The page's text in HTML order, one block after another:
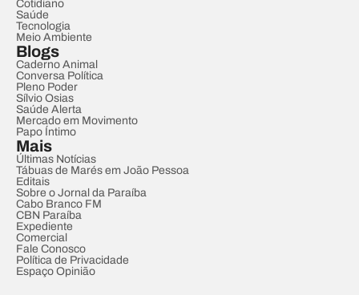
Cotidiano
Saúde
Tecnologia
Meio Ambiente
Blogs
Caderno Animal
Conversa Política
Pleno Poder
Sílvio Osias
Saúde Alerta
Mercado em Movimento
Papo Íntimo
Mais
Últimas Notícias
Tábuas de Marés em João Pessoa
Editais
Sobre o Jornal da Paraíba
Cabo Branco FM
CBN Paraíba
Expediente
Comercial
Fale Conosco
Política de Privacidade
Espaço Opinião